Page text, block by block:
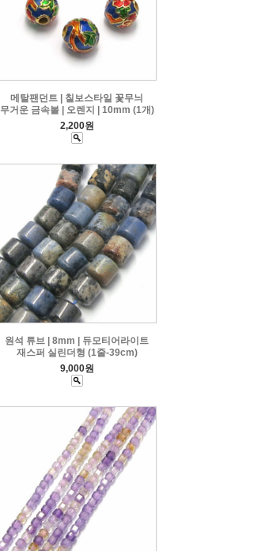
메탈팬던트 | 칠보스타일 꽃무늬
무거운 금속볼 | 오렌지 | 10mm (1개)
2,200원
원석 튜브 | 8mm | 듀모티어라이트
재스퍼 실린더형 (1줄-39cm)
9,000원